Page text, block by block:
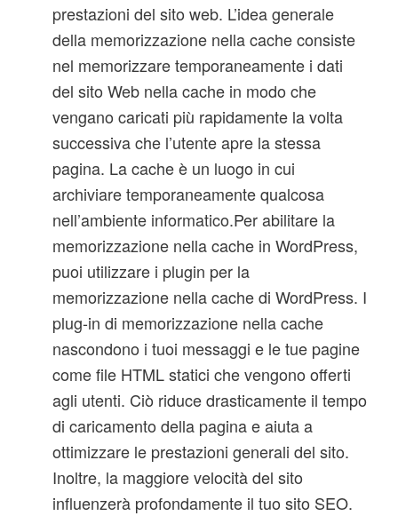
prestazioni del sito web. L’idea generale
della memorizzazione nella cache consiste
nel memorizzare temporaneamente i dati
del sito Web nella cache in modo che
vengano caricati più rapidamente la volta
successiva che l’utente apre la stessa
pagina. La cache è un luogo in cui
archiviare temporaneamente qualcosa
nell’ambiente informatico.Per abilitare la
memorizzazione nella cache in WordPress,
puoi utilizzare i plugin per la
memorizzazione nella cache di WordPress. I
plug-in di memorizzazione nella cache
nascondono i tuoi messaggi e le tue pagine
come file HTML statici che vengono offerti
agli utenti. Ciò riduce drasticamente il tempo
di caricamento della pagina e aiuta a
ottimizzare le prestazioni generali del sito.
Inoltre, la maggiore velocità del sito
influenzerà profondamente il tuo sito SEO.